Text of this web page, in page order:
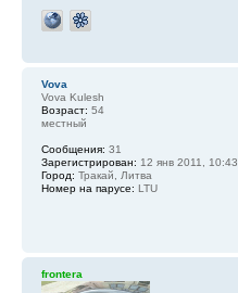
Vova
Vova Kulesh
Возраст: 54
местный
Сообщения: 31
Зарегистрирован: 12 янв 2011, 10:43
Город: Тракай, Литва
Номер на парусе: LTU
frontera